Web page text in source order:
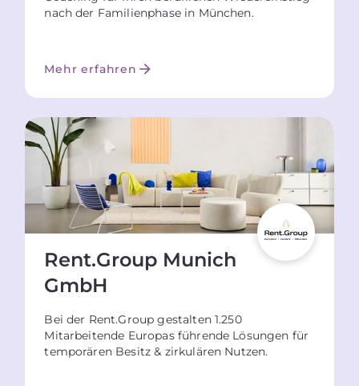
nach der Familienphase in München.
Mehr erfahren
Rent.Group Munich
GmbH
Bei der Rent.Group gestalten 1.250
Mitarbeitende Europas führende Lösungen für
temporären Besitz & zirkulären Nutzen.